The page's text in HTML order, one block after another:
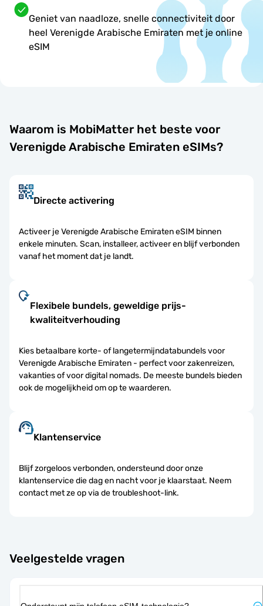
Geniet van naadloze, snelle connectiviteit door
heel Verenigde Arabische Emiraten met je online
eSIM
Waarom is MobiMatter het beste voor
Verenigde Arabische Emiraten eSIMs?
Directe activering
Activeer je Verenigde Arabische Emiraten eSIM binnen
enkele minuten. Scan, installeer, activeer en blijf verbonden
vanaf het moment dat je landt.
Flexibele bundels, geweldige prijs-
kwaliteitverhouding
Kies betaalbare korte- of langetermijndatabundels voor
Verenigde Arabische Emiraten - perfect voor zakenreizen,
vakanties of voor digital nomads. De meeste bundels bieden
ook de mogelijkheid om op te waarderen.
Klantenservice
Blijf zorgeloos verbonden, ondersteund door onze
klantenservice die dag en nacht voor je klaarstaat. Neem
contact met ze op via de troubleshoot-link.
Veelgestelde vragen